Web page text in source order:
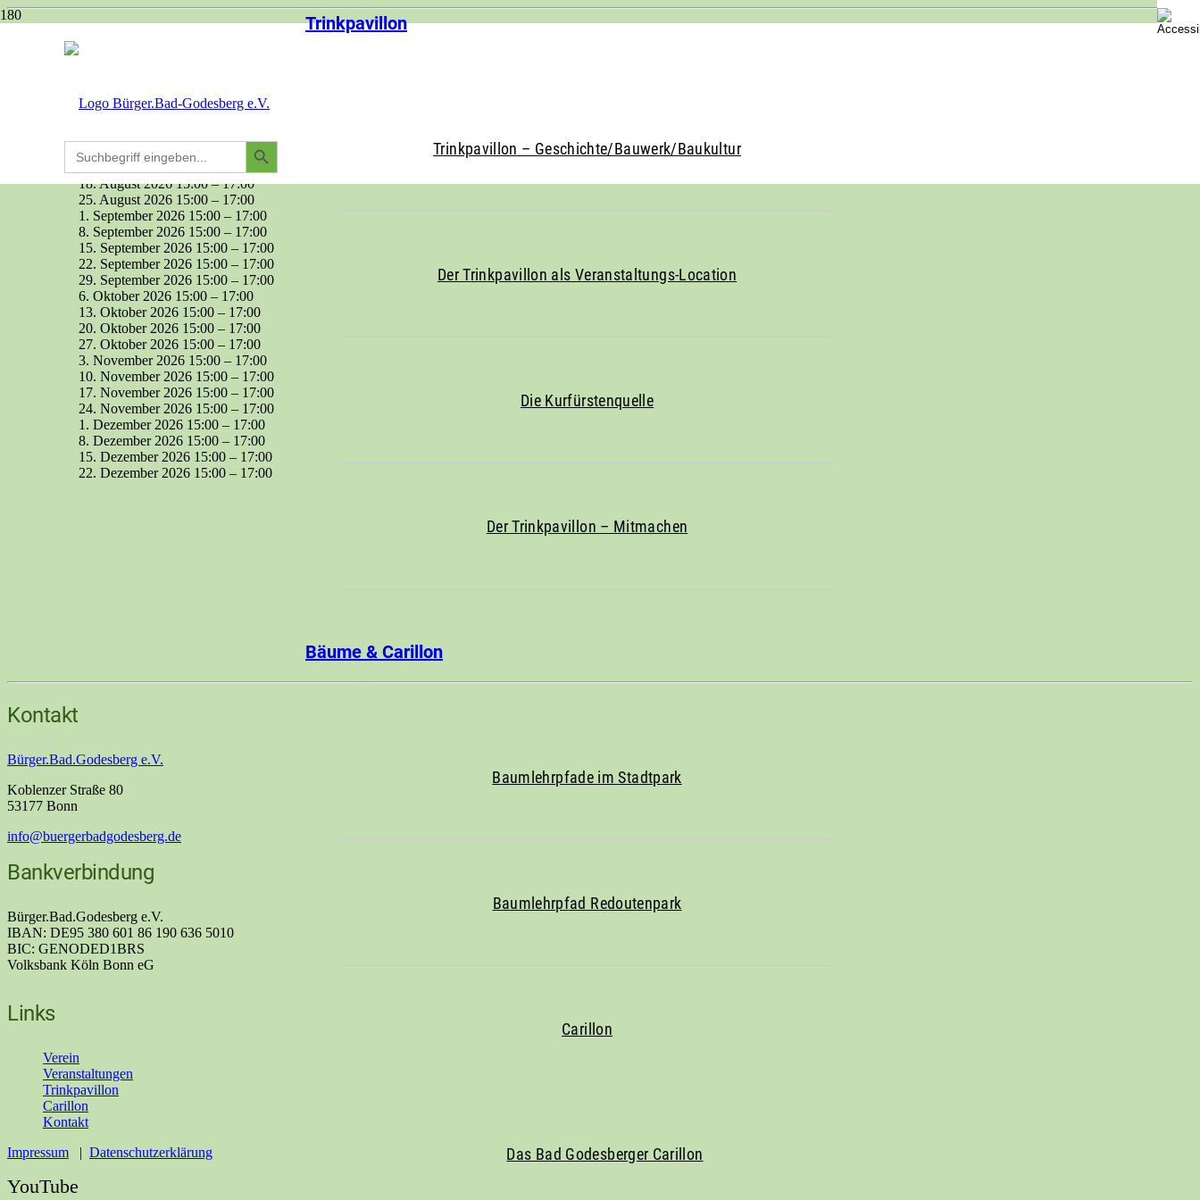
Trinkpavillon
Trinkpavillon – Geschichte/Bauwerk/Baukultur
Der Trinkpavillon als Veranstaltungs-Location
Die Kurfürstenquelle
Der Trinkpavillon – Mitmachen
Bäume & Carillon
Baumlehrpfade im Stadtpark
Baumlehrpfad Redoutenpark
Carillon
Das Bad Godesberger Carillon
Search
for:
Search
Button
Termin Details
Kommende Daten:
11. August 2026 15:00
18. August 2026 15:00–17:00
25. August 2026 15:00 – 17:00
1. September 2026 15:00 – 17:00
8. September 2026 15:00 – 17:00
15. September 2026 15:00 – 17:00
22. September 2026 15:00 – 17:00
29. September 2026 15:00 – 17:00
6. Oktober 2026 15:00 – 17:00
13. Oktober 2026 15:00 – 17:00
20. Oktober 2026 15:00 – 17:00
27. Oktober 2026 15:00 – 17:00
3. November 2026 15:00 – 17:00
10. November 2026 15:00 – 17:00
17. November 2026 15:00 – 17:00
24. November 2026 15:00 – 17:00
1. Dezember 2026 15:00 – 17:00
8. Dezember 2026 15:00 – 17:00
15. Dezember 2026 15:00 – 17:00
22. Dezember 2026 15:00 – 17:00
Kontakt
Bürger.Bad.Godesberg e.V.
Koblenzer Straße 80
53177 Bonn
info@buergerbadgodesberg.de
Bankverbindung
Bürger.Bad.Godesberg e.V.
IBAN: DE95 380 601 86 190 636 5010
BIC: GENODED1BRS
Volksbank Köln Bonn eG
Links
Verein
Veranstaltungen
Trinkpavillon
Carillon
Kontakt
Impressum
Datenschutzerklärung
YouTube